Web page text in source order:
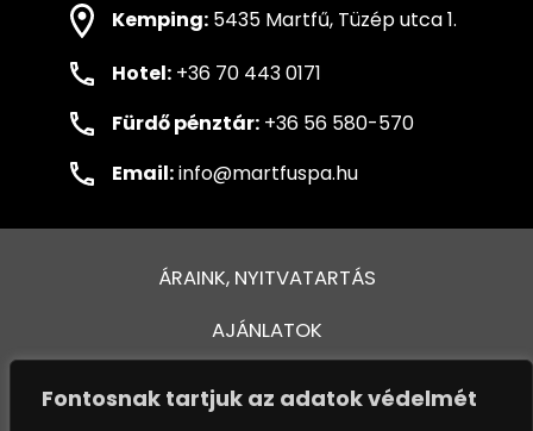
Fontosnak tartjuk az adatok védelmét
Kemping: 5435 Martfű, Tüzép utca 1.
Hotel: +36 70 443 0171
Fürdő pénztár: +36 56 580-570
Email:info@martfuspa.hu
ÁRAINK, NYITVATARTÁS
AJÁNLATOK